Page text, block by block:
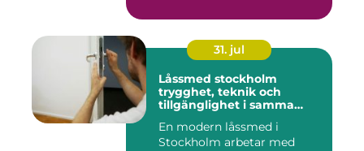
31. jul
Låssmed stockholm
trygghet, teknik och
tillgänglighet i samma
En modern låssmed i
Stockholm arbetar med